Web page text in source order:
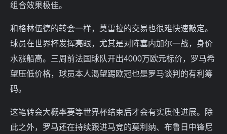
组合效果极佳。
和格林伍德的转会一样，莫雷拉的交易也很难快速敲定。
球员在世界杯发挥亮眼，尤其是对阵塞内加尔一战，身价
水涨船高。三周前法国球队开出4000万欧元标价，罗马希
望压低价格，球员本人渴望踢欧冠也是罗马谈判的有利筹
码。
这笔转会大概率要等世界杯结束后才会有实质性进展。除
此之外，罗马还在持续跟进马竞的莫利纳、布鲁日中锋尼